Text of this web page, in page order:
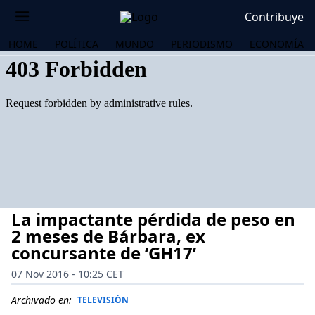
Contribuye
HOME POLÍTICA MUNDO PERIODISMO ECONOMÍA
La impactante pérdida de peso en
2 meses de Bárbara, ex
concursante de ‘GH17’
07 Nov 2016 - 10:25 CET
Archivado en: TELEVISIÓN